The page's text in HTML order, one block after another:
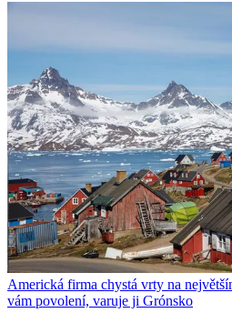
Americká firma chystá vrty na
vám povolení, varuje ji Grónsko